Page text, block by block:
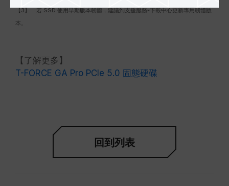
【3】 若 SSD 使用早期版本韌體，建議到支援服務-下載中心更新專用韌體版
本。
【了解更多】
T-FORCE GA Pro PCIe 5.0 固態硬碟
回到列表